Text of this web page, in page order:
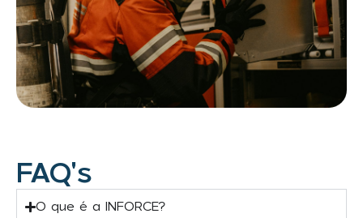
FAQ's
O que é a INFORCE?